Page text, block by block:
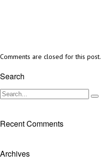
Comments are closed for this post.
Search
Recent Comments
Archives